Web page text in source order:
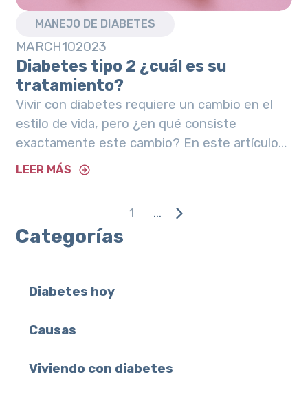
MANEJO DE DIABETES
MARCH102023
Diabetes tipo 2 ¿cuál es su
tratamiento?
Vivir con diabetes requiere un cambio en el
estilo de vida, pero ¿en qué consiste
exactamente este cambio? En este artículo
te contamos cómo es el tratamiento de esta
LEER MÁS
1 ...
Categorías
Diabetes hoy
Causas
Viviendo con diabetes